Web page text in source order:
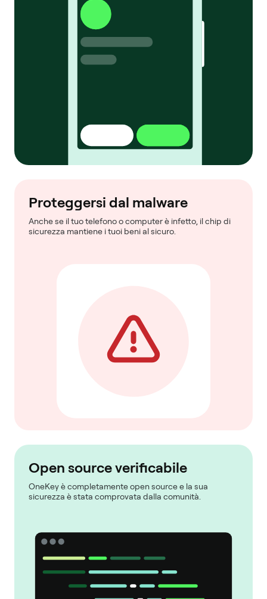
Proteggersi dal malware
Anche se il tuo telefono o computer è infetto, il chip di
sicurezza mantiene i tuoi beni al sicuro.
Open source verificabile
OneKey è completamente open source e la sua
sicurezza è stata comprovata dalla comunità.